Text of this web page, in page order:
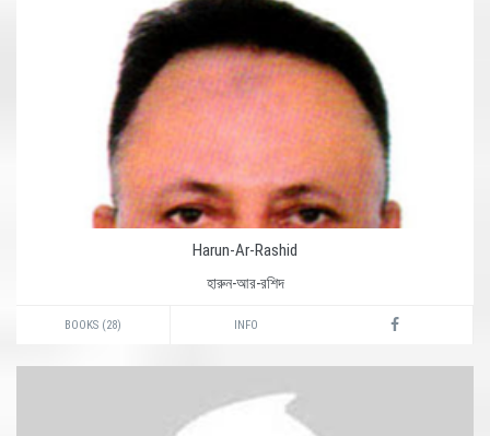
Harun-Ar-Rashid
হারুন-আর-রশিদ
BOOKS (28) INFO